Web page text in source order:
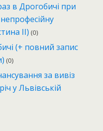
в Дрогобичі при
ІІ) (0)
(+ повний запис
(0)
за вивіз
у Львівській